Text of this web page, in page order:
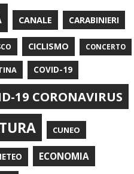
CANALE CARABINIERI
CICLISMO CONCERTO
COVID-19
19 CORONAVIRUS
CUNEO
ECONOMIA